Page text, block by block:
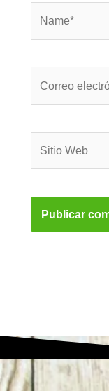
electrónico*